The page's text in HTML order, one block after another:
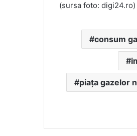
(sursa foto: digi24.ro)
consum
piața gazelor